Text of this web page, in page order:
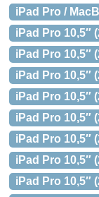
iPad Pro /
iPad Pro 10,5″
iPad Pro 10,5″
iPad Pro 10,5″
iPad Pro 10,5″
iPad Pro 10,5″
iPad Pro 10,5″
iPad Pro 10,5″
iPad Pro 10,5″